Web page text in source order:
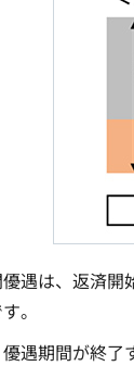
遇は、返済
。
遇期間が終了